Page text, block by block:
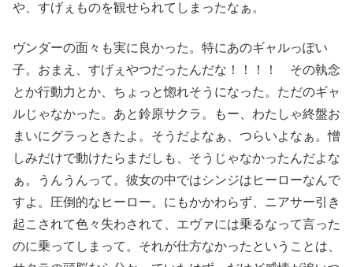
や、すげぇものを観せられてしまったなぁ。
ヴンダーの面々も実に良かった。特にあのギャルっぽい
子。おまえ、すげぇやつだったんだな！！！！ その執念
とか行動力とか、ちょっと惚れそうになった。ただのギャ
ルじゃなかった。あと鈴原サクラ。もー、わたしゃ終盤お
まいにグラっときたよ。そうだよなぁ、つらいよなぁ。憎
しみだけで動けたらまだしも、そうじゃなかったんだよな
ぁ。うんうんって。彼女の中ではシンジはヒーローなんで
すよ。圧倒的なヒーロー。にもかかわらず、ニアサー引き
起こされて色々失わされて、エヴァには乗るなって言った
のに乗ってしまって。それが仕方なかったということは、